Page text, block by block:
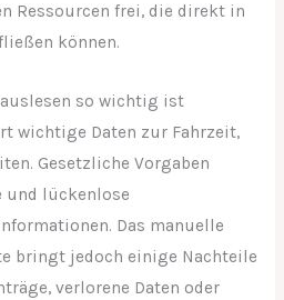
Ressourcen frei, die direkt in
können.
so wichtig ist
wichtige Daten zur Fahrzeit,
Gesetzliche Vorgaben
und lückenlose
Das manuelle
bringt jedoch einige Nachteile
verlorene Daten oder